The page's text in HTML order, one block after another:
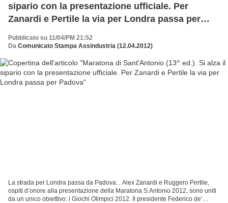
sipario con la presentazione ufficiale. Per
Zanardi e Pertile la via per Londra passa per
Pubblicato su 11/04/PM 21:52
Da Comunicato Stampa Assindustria (12.04.2012)
La strada per Londra passa da Padova... Alex Zanardi e Ruggero Pertile,
ospiti d’onore alla presentazione della Maratona S.Antonio 2012, sono uniti
da un unico obiettivo: i Giochi Olimpici 2012. Il presidente Federico de’